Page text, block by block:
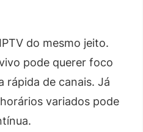
do mesmo jeito.
pode querer foco
rápida de canais. Já
variados pode